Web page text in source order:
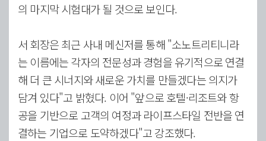
의 마지막 시험대가 될 것으로 보인다.
서 회장은 최근 사내 메신저를 통해 "소노트리티니라
는 이름에는 각자의 전문성과 경험을 유기적으로 연결
해 더 큰 시너지와 새로운 가치를 만들겠다는 의지가
담겨 있다"고 밝혔다. 이어 "앞으로 호텔·리조트와 항
공을 기반으로 고객의 여정과 라이프스타일 전반을 연
결하는 기업으로 도약하겠다"고 강조했다.